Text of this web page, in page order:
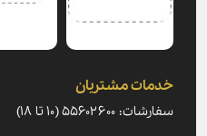
خدمات مشتریان
سفارشات: ۵۵۶۰۲۶۰۰ (۱۰ تا ۱۸)